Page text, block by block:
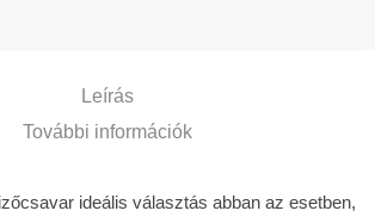
Leírás
További információk
ideális választás abban az esetben,